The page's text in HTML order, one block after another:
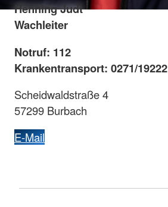
Henning Judt
Wachleiter
Notruf: 112
Krankentransport: 0271/19222
Scheidwaldstraße 4
57299 Burbach
E-Mail